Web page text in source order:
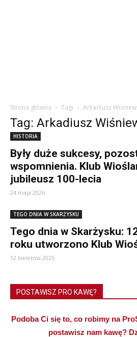
Strona główna Tagi Arkadiusz
Tag: Arkadiusz
HISTORIA
Były duże sukcesy,
wspomnienia. Klub
jubileusz 100-lecia
24 maja 2026
TEGO DNIA W SKARŻYSKU
Tego dnia w Skarżysku:
roku utworzono Klub
12 kwietnia 2025
POSTAWISZ PRO KAWĘ?
Podoba Ci się to, co robimy na
postawisz nam kawę?